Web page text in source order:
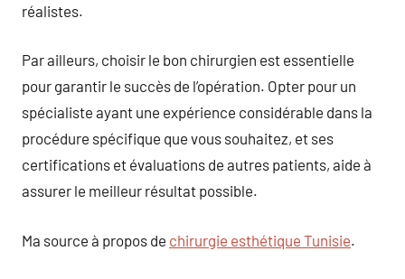
réalistes.
Par ailleurs, choisir le bon chirurgien est essentielle
pour garantir le succès de l’opération. Opter pour un
spécialiste ayant une expérience considérable dans la
procédure spécifique que vous souhaitez, et ses
certifications et évaluations de autres patients, aide à
assurer le meilleur résultat possible.
Ma source à propos de chirurgie esthétique Tunisie.